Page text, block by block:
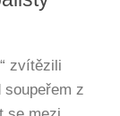
zvítězili
z